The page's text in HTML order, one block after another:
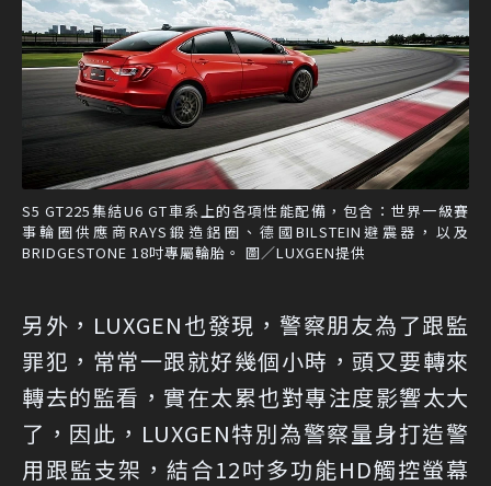
S5 GT225集結U6 GT車系上的各項性能配備，包含：世界一級賽
事輪圈供應商RAYS鍛造鋁圈、德國BILSTEIN避震器，以及
BRIDGESTONE 18吋專屬輪胎。 圖／LUXGEN提供
另外，LUXGEN也發現，警察朋友為了跟監
罪犯，常常一跟就好幾個小時，頭又要轉來
轉去的監看，實在太累也對專注度影響太大
了，因此，LUXGEN特別為警察量身打造警
用跟監支架，結合12吋多功能HD觸控螢幕